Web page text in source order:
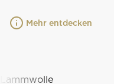
Mehr entdecken
Lammwolle